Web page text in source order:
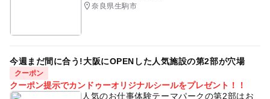
奈良県生駒市
今週まだ間に合う!大阪にOPENした人気施設の第2部が穴場
クーポン
クーポン提示でカンドゥーオリジナルシールをプレゼント！！
人気のお仕事体験テーマパークの第2部はお